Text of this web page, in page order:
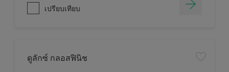
เปรียบเทียบ
ดูลักซ์ กลอสฟินิช